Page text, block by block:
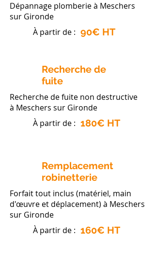
Dépannage plomberie à Meschers
sur Gironde
À partir de : 90€ HT
Recherche de
fuite
Recherche de fuite non destructive
à Meschers sur Gironde
À partir de : 180€ HT
Remplacement
robinetterie
Forfait tout inclus (matériel, main
d'œuvre et déplacement) à Meschers
sur Gironde
À partir de : 160€ HT